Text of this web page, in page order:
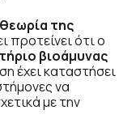
της
προτείνει ότι ο
βιοάμυνας
έχει καταστήσει
να
με την